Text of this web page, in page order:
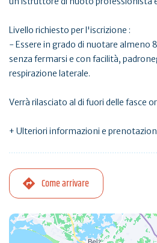
Livello richiesto per l'iscrizione :
- Essere in grado di nuotare almeno
senza fermarsi e con facilità,
respirazione laterale.
Verrà rilasciato al di fuori delle fasce
+ Ulteriori informazioni e
Come arrivare